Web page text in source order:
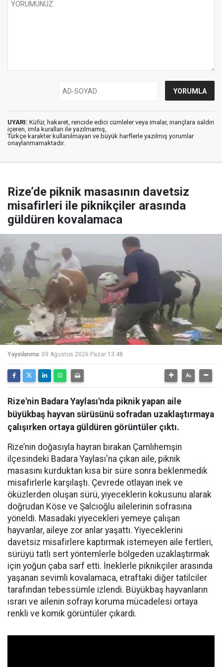
UYARI: Küfür, hakaret, rencide edici cümleler veya imalar, inançlara saldırı
içeren, imla kuralları ile yazılmamış,
Türkçe karakter kullanılmayan ve büyük harflerle yazılmış yorumlar
onaylanmamaktadır.
Rize’de piknik masasının davetsiz
misafirleri ile piknikçiler arasında
güldüren kovalamaca
Yayınlanma: 09 Ağustos 2026 Pazar 13:48
Rize'nin Badara Yaylası'nda piknik yapan aile
büyükbaş hayvan sürüsünü sofradan uzaklaştırmaya
çalışırken ortaya güldüren görüntüler çıktı.
Rize’nin doğasıyla hayran bırakan Çamlıhemşin
ilçesindeki Badara Yaylası'na çıkan aile, piknik
masasını kurduktan kısa bir süre sonra beklenmedik
misafirlerle karşılaştı. Çevrede otlayan inek ve
öküzlerden oluşan sürü, yiyeceklerin kokusunu alarak
doğrudan Köse ve Şalcıoğlu ailelerinin sofrasına
yöneldi. Masadaki yiyecekleri yemeye çalışan
hayvanlar, aileye zor anlar yaşattı. Yiyeceklerini
davetsiz misafirlere kaptırmak istemeyen aile fertleri,
sürüyü tatlı sert yöntemlerle bölgeden uzaklaştırmak
için yoğun çaba sarf etti. İneklerle piknikçiler arasında
yaşanan sevimli kovalamaca, etraftaki diğer tatilciler
tarafından tebessümle izlendi. Büyükbaş hayvanların
ısrarı ve ailenin sofrayı koruma mücadelesi ortaya
renkli ve komik görüntüler çıkardı.